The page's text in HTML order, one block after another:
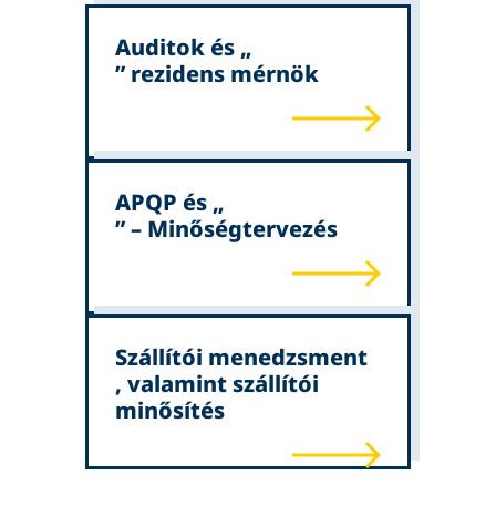
Auditok és „
” rezidens mérnök
APQP és „
” – Minőségtervezés
Szállítói menedzsment
, valamint szállítói
minősítés